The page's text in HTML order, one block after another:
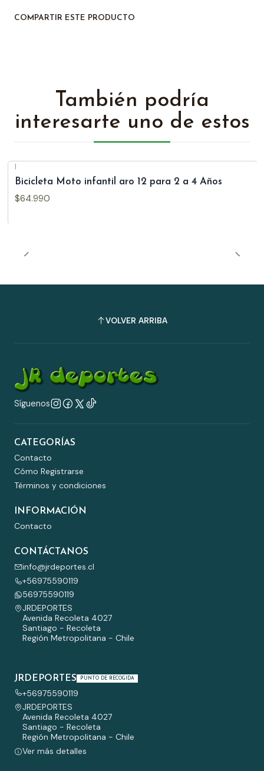
COMPARTIR ESTE PRODUCTO
También podría
interesarte uno de estos
|
Bicicleta Moto infantil aro 12 para 2 a 4 Años
$64.990
VOLVER ARRIBA
Síguenos
CATEGORÍAS
Contacto
Cómo Registrarse
Términos y condiciones
INFORMACIÓN
Contacto
CONTÁCTANOS
info@jrdeportes.cl
+56975590119
56975590119
JRDEPORTES
Avenida Recoleta 4027
Santiago - Recoleta
Región Metropolitana - Chile
JRDEPORTES PUNTO DE RECOGIDA
+56975590119
JRDEPORTES
Avenida Recoleta 4027
Santiago - Recoleta
Región Metropolitana - Chile
Ver más detalles